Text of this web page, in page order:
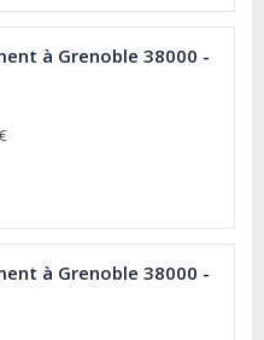
à Grenoble 38000 -
à Grenoble 38000 -